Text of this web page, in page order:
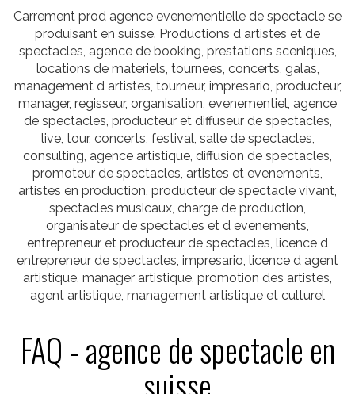
Carrement prod agence evenementielle de spectacle se
produisant en suisse. Productions d artistes et de
spectacles, agence de booking, prestations sceniques,
locations de materiels, tournees, concerts, galas,
management d artistes, tourneur, impresario, producteur,
manager, regisseur, organisation, evenementiel, agence
de spectacles, producteur et diffuseur de spectacles,
live, tour, concerts, festival, salle de spectacles,
consulting, agence artistique, diffusion de spectacles,
promoteur de spectacles, artistes et evenements,
artistes en production, producteur de spectacle vivant,
spectacles musicaux, charge de production,
organisateur de spectacles et d evenements,
entrepreneur et producteur de spectacles, licence d
entrepreneur de spectacles, impresario, licence d agent
artistique, manager artistique, promotion des artistes,
agent artistique, management artistique et culturel
FAQ - agence de spectacle en